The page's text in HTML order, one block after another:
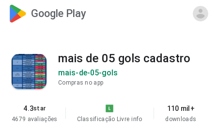
Google Play
mais de 05 gols cadastro
mais-de-05-gols
Compras no app
4.3star
4679 avaliações
Classificação Livre info
110 mil+
downloads